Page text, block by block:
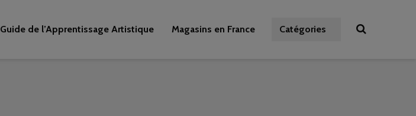
Guide de l’Apprentissage Artistique Magasins en France Catégories